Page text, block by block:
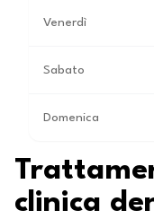
Venerdì
Sabato
Domenica
clinica